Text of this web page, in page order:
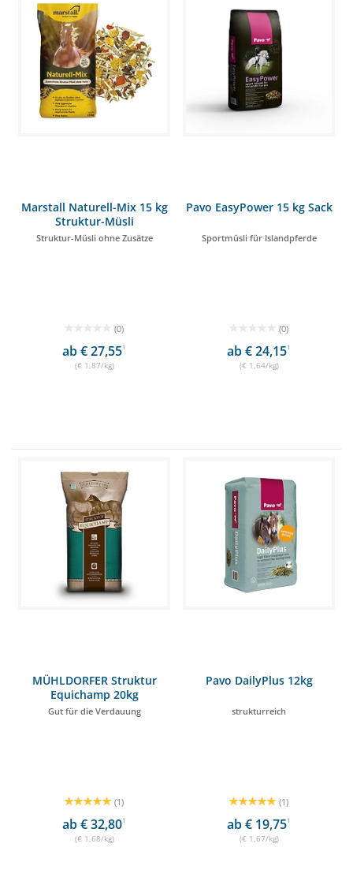
Marstall Naturell-Mix 15 kg
Struktur-Müsli
Struktur-Müsli ohne Zusätze
(0)
ab € 27,551
(€ 1,87/kg)
Pavo EasyPower 15 kg Sack
Sportmüsli für Islandpferde
(0)
ab € 24,151
(€ 1,64/kg)
MÜHLDORFER Struktur
Equichamp 20kg
Gut für die Verdauung
(1)
ab € 32,801
(€ 1,68/kg)
Pavo DailyPlus 12kg
strukturreich
(1)
ab € 19,751
(€ 1,67/kg)